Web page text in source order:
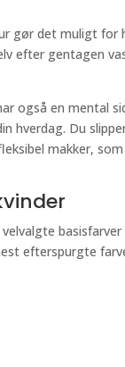
gør det muligt for
efter gentagen
også en mental
hverdag. Du
makker,
efterspurgte